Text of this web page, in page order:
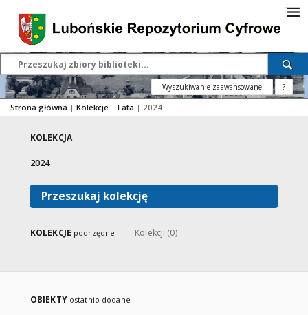
Wyszukiwanie zaawansowane ?
Strona główna | Kolekcje | Lata | 2024
KOLEKCJA
2024
Przeszukaj kolekcję
KOLEKCJE podrzędne Kolekcji (0)
OBIEKTY ostatnio dodane